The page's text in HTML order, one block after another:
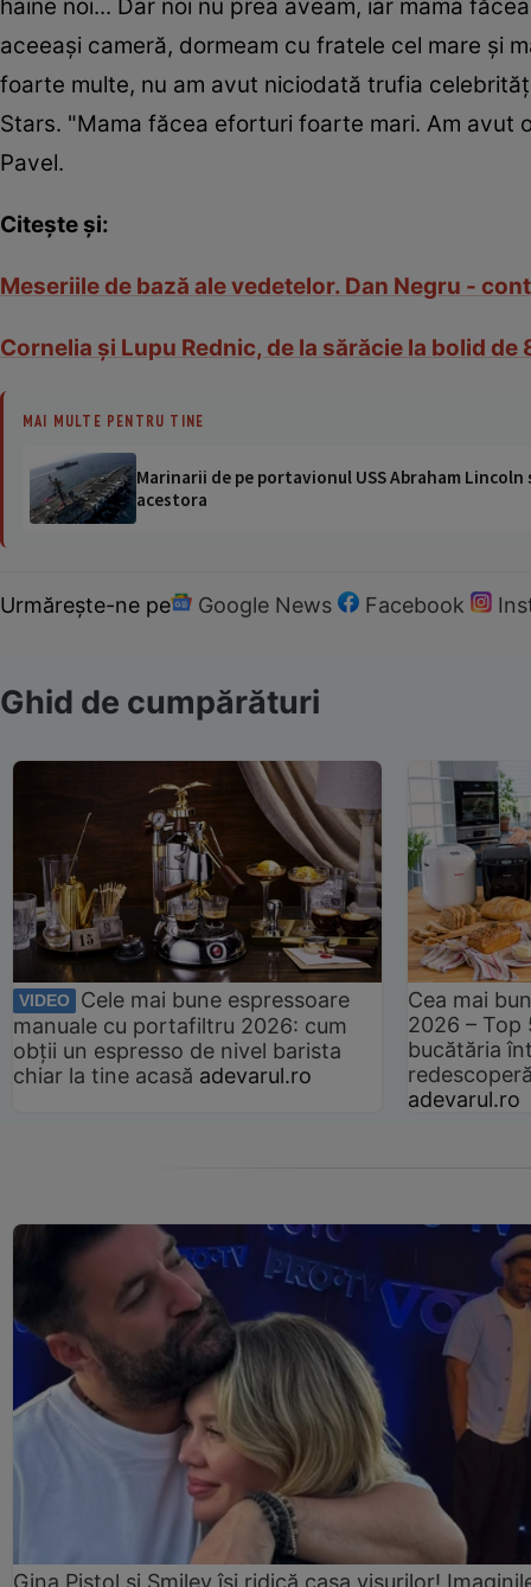
haine noi... Dar noi nu prea aveam, iar mama
aceeași cameră, dormeam cu fratele cel mare și
foarte multe, nu am avut niciodată trufia
Stars. "Mama făcea eforturi foarte mari. Am avut
Pavel.
Citește și:
Meseriile de bază ale vedetelor. Dan Negru -
Cornelia şi Lupu Rednic, de la sărăcie la bolid
MAI MULTE PENTRU TINE
Marinarii de pe portavionul USS Abraham
acestora
Urmărește-ne pe Google News Facebook
Ghid de cumpărături
VIDEO
Cele mai bune espressoare
manuale cu portafiltru 2026: cum
obții un espresso de nivel barista
chiar la tine acasă adevarul.ro
Cea mai
2026 –
bucătăria
adevarul.ro
Gina Pistol și Smiley își ridică casa visurilor!